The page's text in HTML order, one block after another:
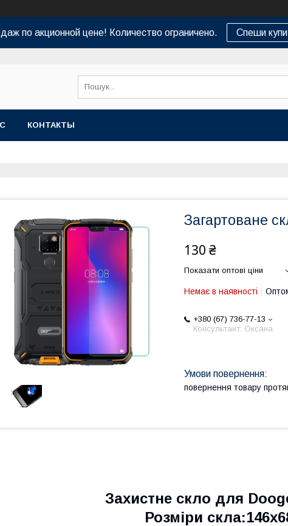
по акционной цене! Количество ограничено. Спеши
КОНТАКТЫ
Загартоване
130 ₴
Показати оптові ціни
Немає в наявності
+380 (67) 736-77-13
Консультант: Оксана
повернення товару
Захистне скло для
Розміри